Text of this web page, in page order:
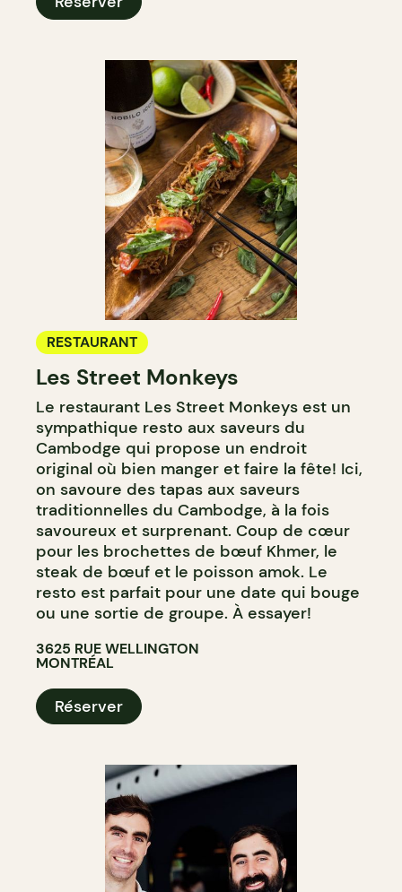
RESTAURANT
Les Street Monkeys
Le restaurant Les Street Monkeys est un
sympathique resto aux saveurs du
Cambodge qui propose un endroit
original où bien manger et faire la fête! Ici,
on savoure des tapas aux saveurs
traditionnelles du Cambodge, à la fois
savoureux et surprenant. Coup de cœur
pour les brochettes de bœuf Khmer, le
steak de bœuf et le poisson amok. Le
resto est parfait pour une date qui bouge
ou une sortie de groupe. À essayer!
3625 RUE WELLINGTON
MONTRÉAL
Réserver